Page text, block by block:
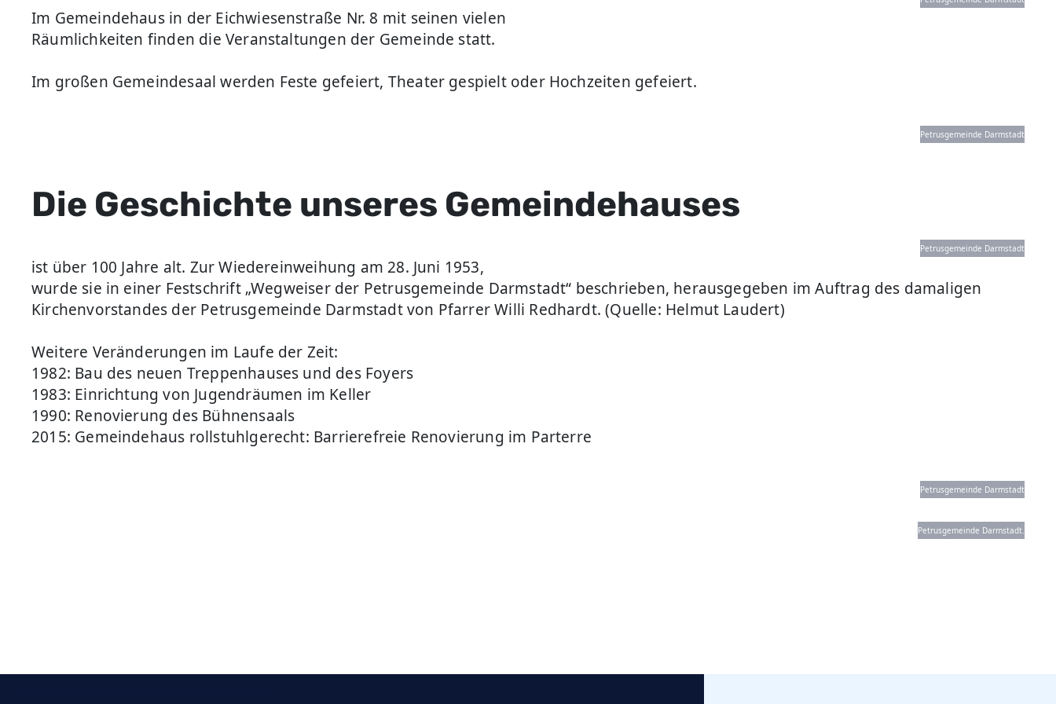
Im Gemeindehaus in der Eichwiesenstraße Nr. 8 mit seinen vielen
Räumlichkeiten finden die Veranstaltungen der Gemeinde statt.
Im großen Gemeindesaal werden Feste gefeiert, Theater gespielt oder Hochzeiten gefeiert.
Petrusgemeinde Darmstadt
Die Geschichte unseres Gemeindehauses
Petrusgemeinde Darmstadt
ist über 100 Jahre alt. Zur Wiedereinweihung am 28. Juni 1953,
wurde sie in einer Festschrift „Wegweiser der Petrusgemeinde Darmstadt“ beschrieben, herausgegeben im Auftrag des damaligen
Kirchenvorstandes der Petrusgemeinde Darmstadt von Pfarrer Willi Redhardt. (Quelle: Helmut Laudert)
Weitere Veränderungen im Laufe der Zeit:
1982: Bau des neuen Treppenhauses und des Foyers
1983: Einrichtung von Jugendräumen im Keller
1990: Renovierung des Bühnensaals
2015: Gemeindehaus rollstuhlgerecht: Barrierefreie Renovierung im Parterre
Petrusgemeinde Darmstadt
Petrusgemeinde Darmstadt.